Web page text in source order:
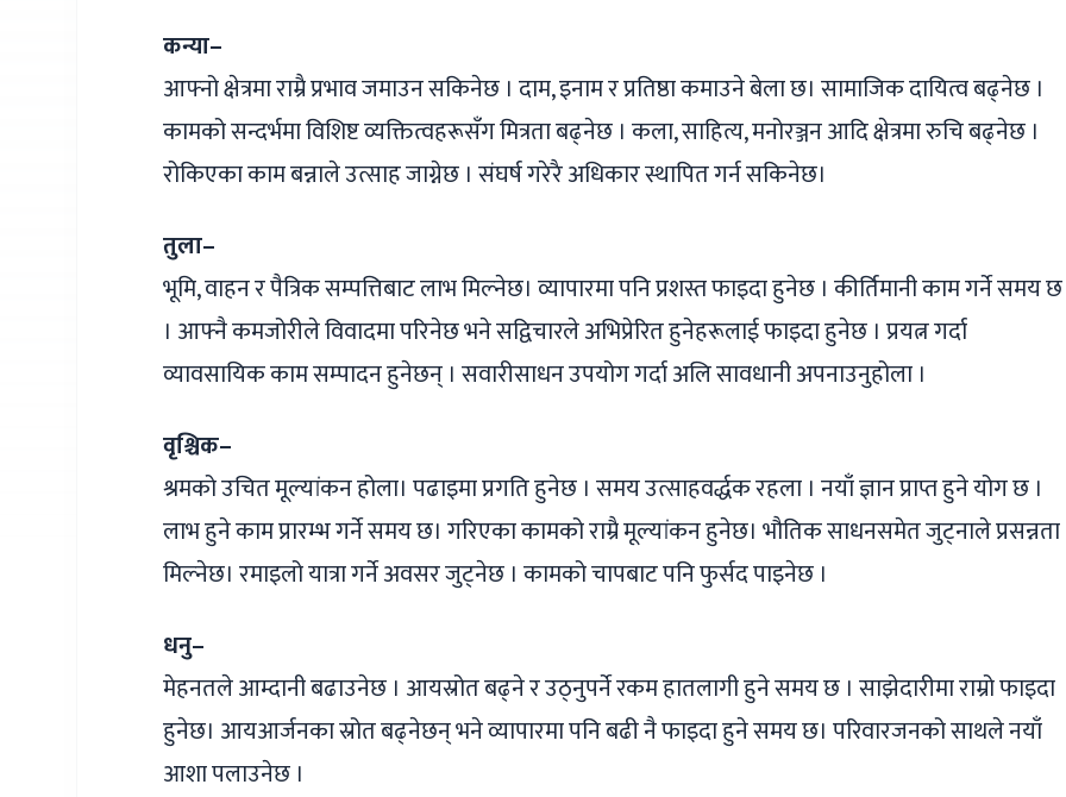
कन्या–
आफ्नो क्षेत्रमा राम्रै प्रभाव जमाउन सकिनेछ । दाम, इनाम र प्रतिष्ठा कमाउने बेला छ। सामाजिक दायित्व बढ्नेछ ।
कामको सन्दर्भमा विशिष्ट व्यक्तित्वहरूसँग मित्रता बढ्नेछ । कला, साहित्य, मनोरञ्जन आदि क्षेत्रमा रुचि बढ्नेछ ।
रोकिएका काम बन्नाले उत्साह जाग्नेछ । संघर्ष गरेरै अधिकार स्थापित गर्न सकिनेछ।
तुला–
भूमि, वाहन र पैत्रिक सम्पत्तिबाट लाभ मिल्नेछ। व्यापारमा पनि प्रशस्त फाइदा हुनेछ । कीर्तिमानी काम गर्ने समय छ
। आफ्नै कमजोरीले विवादमा परिनेछ भने सद्विचारले अभिप्रेरित हुनेहरूलाई फाइदा हुनेछ । प्रयत्न गर्दा
व्यावसायिक काम सम्पादन हुनेछन् । सवारीसाधन उपयोग गर्दा अलि सावधानी अपनाउनुहोला ।
वृश्चिक–
श्रमको उचित मूल्यांकन होला। पढाइमा प्रगति हुनेछ । समय उत्साहवर्द्धक रहला । नयाँ ज्ञान प्राप्त हुने योग छ ।
लाभ हुने काम प्रारम्भ गर्ने समय छ। गरिएका कामको राम्रै मूल्यांकन हुनेछ। भौतिक साधनसमेत जुट्नाले प्रसन्नता
मिल्नेछ। रमाइलो यात्रा गर्ने अवसर जुट्नेछ । कामको चापबाट पनि फुर्सद पाइनेछ ।
धनु–
मेहनतले आम्दानी बढाउनेछ । आयस्रोत बढ्ने र उठ्नुपर्ने रकम हातलागी हुने समय छ । साझेदारीमा राम्रो फाइदा
हुनेछ। आयआर्जनका स्रोत बढ्नेछन् भने व्यापारमा पनि बढी नै फाइदा हुने समय छ। परिवारजनको साथले नयाँ
आशा पलाउनेछ ।